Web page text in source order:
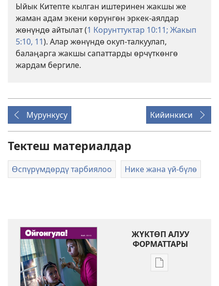
Ыйык Китепте кылган иштеринен жакшы же
жаман адам экени көрүнгөн эркек-аялдар
жөнүндө айтылат (1 Корунттуктар 10:11; Жакып
5:10, 11). Алар жөнүндө окуп-талкуулап,
балаңарга жакшы сапаттарды өрчүткөнгө
жардам бергиле.
Мурункусу Кийинкиси
Тектеш материалдар
Өспүрүмдөрдү тарбиялоо Нике жана үй-бүлө
ЖҮКТӨП АЛУУ
ФОРМАТТАРЫ
Адабиятты